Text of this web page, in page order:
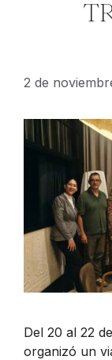
2 de
Del 20 al 22
organizó un